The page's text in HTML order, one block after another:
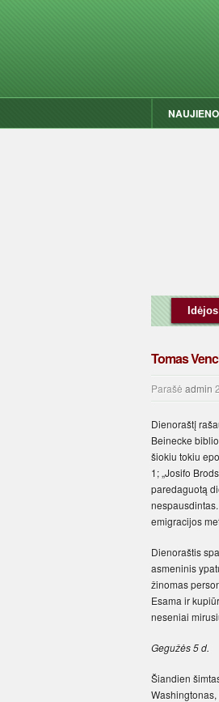
Idėjos
Tomas
Parašė admin
Dienoraštį
Beinecke
šiokiu tokiu
1; „Josifo
paredaguotą
emigracijos
Dienoraštis
asmeninis
žinomas
Esama ir
neseniai
Gegužės 5 d.
Šiandien